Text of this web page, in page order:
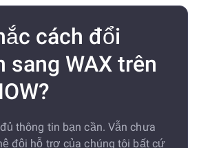
cách đổi
sang WAX trên
thông tin bạn cần. Vẫn chưa
đội hỗ trợ của chúng tôi bất cứ